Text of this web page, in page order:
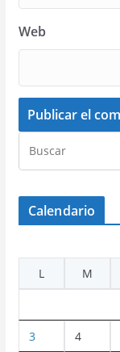
Web
Calendario
L
M
3 4